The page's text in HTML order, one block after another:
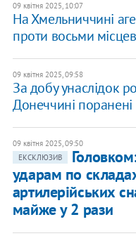
09 квітня 2025, 10:07
На Хмельниччині
проти восьми
09 квітня 2025, 09:58
За добу унаслідок
Донеччині
09 квітня 2025, 09:50
ЕКСКЛЮЗИВ
ударам по
артилерійських
майже у 2 рази